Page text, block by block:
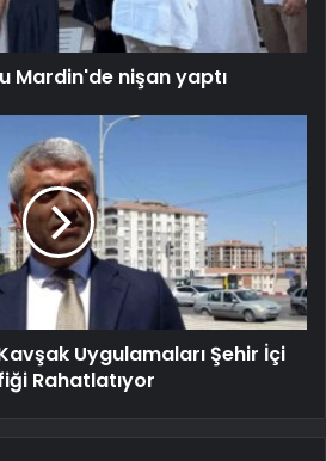
Mardin'de nişan yaptı
Uygulamaları Şehir İçi
Rahatlatıyor